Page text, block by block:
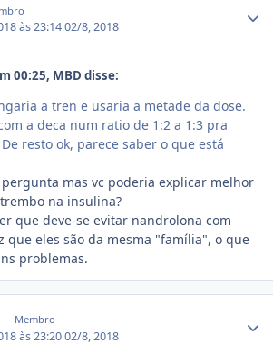
às 23:1402/8, 2018
00:25, MBD disse:
a tren e usaria a metade da dose.
a deca num ratio de 1:2 a 1:3 pra
resto ok, parece saber o que está
mas vc poderia explicar melhor
na insulina?
que deve-se evitar nandrolona com
que eles são da mesma "família", o que
problemas.
Membro
às 23:2002/8, 2018